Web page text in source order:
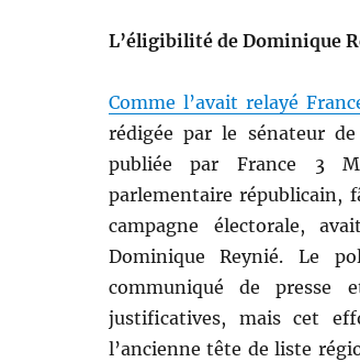
L’éligibilité de Dominique
Comme l’avait relayé
rédigée par le sénateur
publiée par France 3
parlementaire républicain,
campagne électorale,
Dominique Reynié. Le
communiqué de presse
justificatives, mais cet
l’ancienne tête de liste